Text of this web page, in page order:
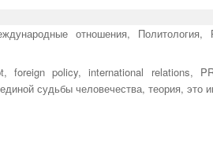
отношения, Политология,
,foreign policy,international relations,
судьбы человечества,теория,это